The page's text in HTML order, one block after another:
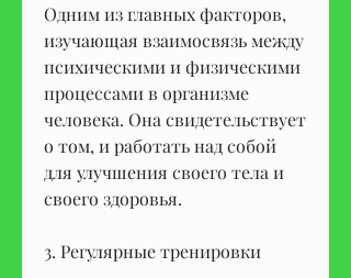
Одним из главных факторов,
изучающая взаимосвязь между
психическими и физическими
процессами в организме
человека. Она свидетельствует
о том, и работать над собой
для улучшения своего тела и
своего здоровья.
3. Регулярные тренировки